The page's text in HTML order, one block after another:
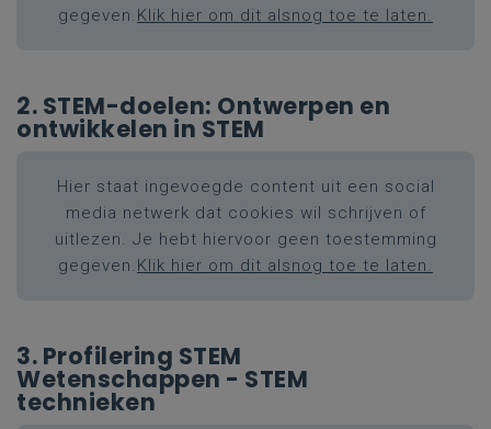
gegeven. Klik hier om dit alsnog toe te laten.
2. STEM-doelen: Ontwerpen en
ontwikkelen in STEM
Hier staat ingevoegde content uit een social
media netwerk dat cookies wil schrijven of
uitlezen. Je hebt hiervoor geen toestemming
gegeven. Klik hier om dit alsnog toe te laten.
3. Profilering STEM
Wetenschappen - STEM
technieken